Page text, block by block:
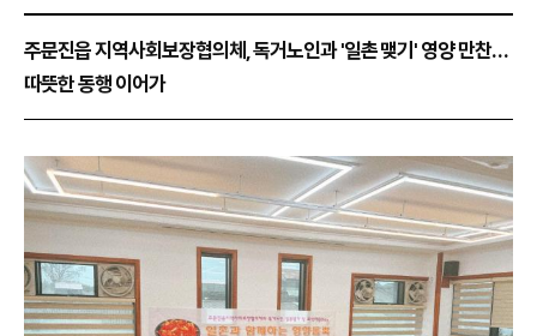
주문진읍 지역사회보장협의체, 독거노인과 '일촌 맺기' 영양 만찬…
따뜻한 동행 이어가